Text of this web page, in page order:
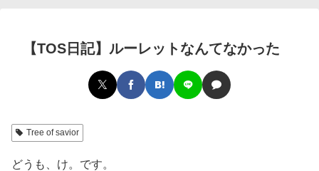
【TOS日記】ルーレットなんてなかった
Tree of savior
どうも、け。です。